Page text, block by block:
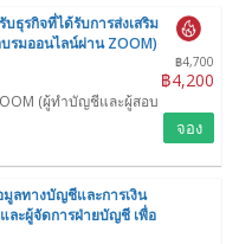
ธุรกิจที่ได้รับการส่งเสริม
รมออนไลน์ผ่าน ZOOM)
฿4,700
฿4,200
(ผู้ทำบัญชีและผู้สอบ
จอง
ลทางบัญชีและการเงิน
ะผู้จัดการฝ่ายบัญชี เพื่อ